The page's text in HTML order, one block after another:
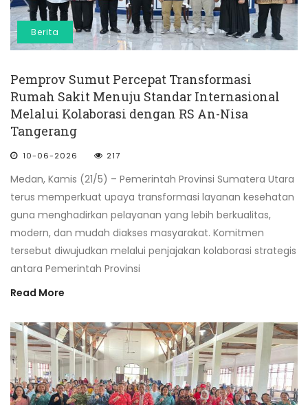
Berita
Pemprov Sumut Percepat Transformasi
Rumah Sakit Menuju Standar Internasional
Melalui Kolaborasi dengan RS An-Nisa
Tangerang
10-06-2026 217
Medan, Kamis (21/5) – Pemerintah Provinsi Sumatera Utara
terus memperkuat upaya transformasi layanan kesehatan
guna menghadirkan pelayanan yang lebih berkualitas,
modern, dan mudah diakses masyarakat. Komitmen
tersebut diwujudkan melalui penjajakan kolaborasi strategis
antara Pemerintah Provinsi
Read More